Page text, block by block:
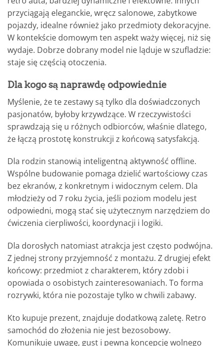
przyciągają eleganckie, wręcz salonowe, zabytkowe
pojazdy, idealne również jako przedmioty dekoracyjne.
W kontekście domowym ten aspekt waży więcej, niż się
wydaje. Dobrze dobrany model nie ląduje w szufladzie:
staje się częścią otoczenia.
Dla kogo są naprawdę odpowiednie
Myślenie, że te zestawy są tylko dla doświadczonych
pasjonatów, byłoby krzywdzące. W rzeczywistości
sprawdzają się u różnych odbiorców, właśnie dlatego,
że łączą prostotę konstrukcji z końcową satysfakcją.
Dla rodzin stanowią inteligentną aktywność offline.
Wspólne budowanie pomaga dzielić wartościowy czas
bez ekranów, z konkretnym i widocznym celem. Dla
młodzieży od 7 roku życia, jeśli poziom modelu jest
odpowiedni, mogą stać się użytecznym narzędziem do
ćwiczenia cierpliwości, koordynacji i logiki.
Dla dorosłych natomiast atrakcja jest często podwójna.
Z jednej strony przyjemność z montażu. Z drugiej efekt
końcowy: przedmiot z charakterem, który zdobi i
opowiada o osobistych zainteresowaniach. To forma
rozrywki, która nie pozostaje tylko w chwili zabawy.
Kto kupuje prezent, znajduje dodatkową zaletę. Retro
samochód do złożenia nie jest bezosobowy.
Komunikuje uwagę, gust i pewną koncepcję wolnego